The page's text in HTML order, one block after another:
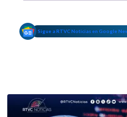
Sigue a RTVC Noticias en Google